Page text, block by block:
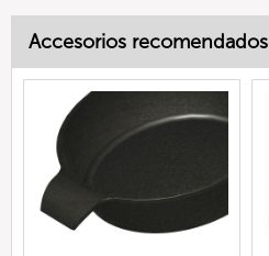
Accesorios recomendados